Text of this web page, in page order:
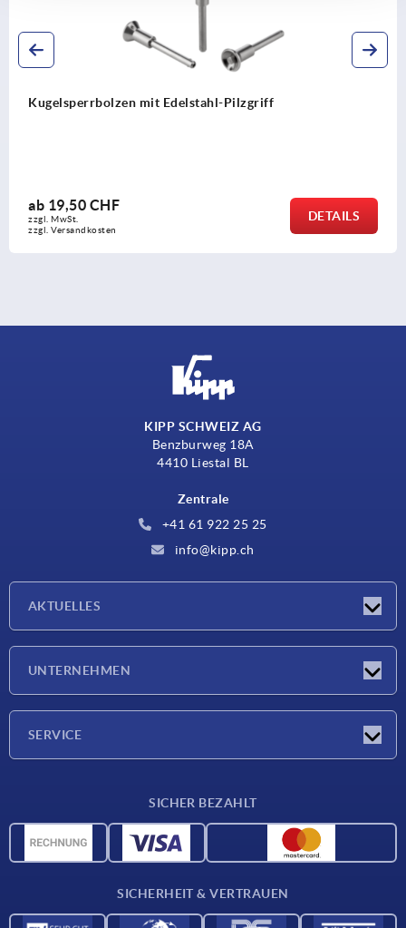
Kugelsperrbolzen mit hoher Scherfestigkeit
ab17,31 CHF
zzgl. Versandkosten
KIPP SCHWEIZ AG
Benzburweg 18A
4410 Liestal BL
Zentrale
+41 61 922 25 25
info@kipp.ch
AKTUELLES
UNTERNEHMEN
SERVICE
CAD-Daten
SICHER BEZAHLT
SICHERHEIT & VERTRAUEN